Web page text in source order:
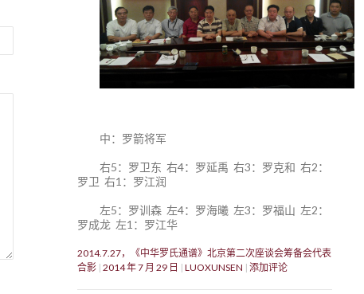
中：罗箭将军
右5：罗卫东 右4：罗延禹 右3：罗克和 右2：
罗卫 右1：罗江润
左5：罗训森 左4：罗海曦 左3：罗福山 左2：
罗成龙 左1：罗江华
2014.7.27，《中华罗氏通谱》北京第二次座谈会筹备会代表
合影 2014 年 7 月 29 日 LUOXUNSEN 添加评论